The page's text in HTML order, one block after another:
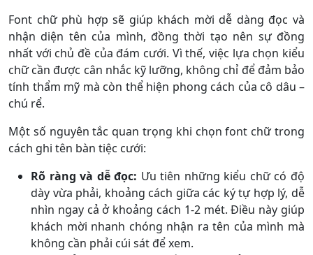
Font chữ phù hợp sẽ giúp khách mời dễ dàng đọc và
nhận diện tên của mình, đồng thời tạo nên sự đồng
nhất với chủ đề của đám cưới. Vì thế, việc lựa chọn kiểu
chữ cần được cân nhắc kỹ lưỡng, không chỉ để đảm bảo
tính thẩm mỹ mà còn thể hiện phong cách của cô dâu –
chú rể.
Một số nguyên tắc quan trọng khi chọn font chữ trong
cách ghi tên bàn tiệc cưới:
Rõ ràng và dễ đọc: Ưu tiên những kiểu chữ có độ
dày vừa phải, khoảng cách giữa các ký tự hợp lý, dễ
nhìn ngay cả ở khoảng cách 1-2 mét. Điều này giúp
khách mời nhanh chóng nhận ra tên của mình mà
không cần phải cúi sát để xem.